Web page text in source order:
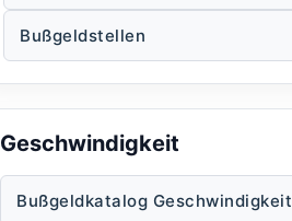
Bußgeldstellen
Geschwindigkeit
Bußgeldkatalog Geschwindigkeit